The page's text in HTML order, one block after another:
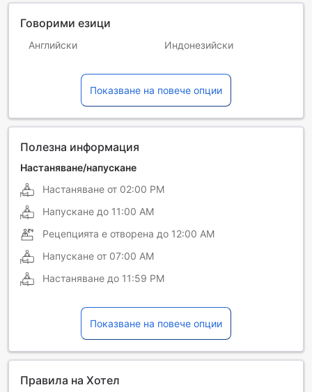
Говорими езици
Английски Индонезийски
Показване на повече опции
Полезна информация
Настаняване/напускане
Настаняване от 02:00 PM
Напускане до 11:00 AM
Рецепцията е отворена до 12:00 AM
Напускане от 07:00 AM
Настаняване до 11:59 PM
Показване на повече опции
Правила на Хотел